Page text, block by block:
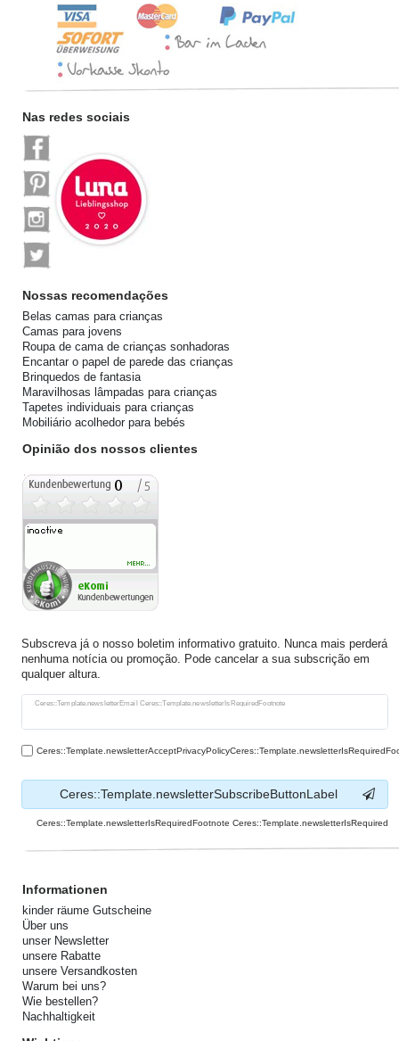
Nas redes sociais
Nossas recomendações
Belas camas para crianças
Camas para jovens
Roupa de cama de crianças sonhadoras
Encantar o papel de parede das crianças
Brinquedos de fantasia
Maravilhosas lâmpadas para crianças
Tapetes individuais para crianças
Mobiliário acolhedor para bebés
Opinião dos nossos clientes
Subscreva já o nosso boletim informativo gratuito. Nunca mais perderá
nenhuma notícia ou promoção. Pode cancelar a sua subscrição em
qualquer altura.
Ceres::Template.newsletterEmail Ceres::Template.newsletterIsRequiredFootnote
Ceres::Template.newsletterHoneypotLabel
Ceres::Template.newsletterSubscribeButtonLabel
Ceres::Template.newsletterIsRequiredFootnote Ceres::Template.newsletterIsRequired
Informationen
kinder räume Gutscheine
Über uns
unser Newsletter
unsere Rabatte
unsere Versandkosten
Warum bei uns?
Wie bestellen?
Nachhaltigkeit